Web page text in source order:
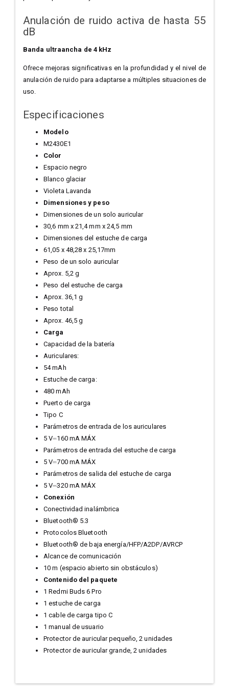
Anulación de ruido activa de hasta 55
dB
Banda ultraancha de 4 kHz
Ofrece mejoras significativas en la profundidad y el nivel de
anulación de ruido para adaptarse a múltiples situaciones de
uso.
Especificaciones
Modelo
M2430E1
Color
Espacio negro
Blanco glaciar
Violeta Lavanda
Dimensiones y peso
Dimensiones de un solo auricular
30,6 mm x 21,4 mm x 24,5 mm
Dimensiones del estuche de carga
61,05 x 48,28 x 25,17mm
Peso de un solo auricular
Aprox. 5,2 g
Peso del estuche de carga
Aprox. 36,1 g
Peso total
Aprox. 46,5 g
Carga
Capacidad de la batería
Auriculares:
54 mAh
Estuche de carga:
480 mAh
Puerto de carga
Tipo C
Parámetros de entrada de los auriculares
5 V⎓160 mA MÁX
Parámetros de entrada del estuche de carga
5 V⎓700 mA MÁX
Parámetros de salida del estuche de carga
5 V⎓320 mA MÁX
Conexión
Conectividad inalámbrica
Bluetooth® 5.3
Protocolos Bluetooth
Bluetooth® de baja energía/HFP/A2DP/AVRCP
Alcance de comunicación
10 m (espacio abierto sin obstáculos)
Contenido del paquete
1 Redmi Buds 6 Pro
1 estuche de carga
1 cable de carga tipo C
1 manual de usuario
Protector de auricular pequeño, 2 unidades
Protector de auricular grande, 2 unidades